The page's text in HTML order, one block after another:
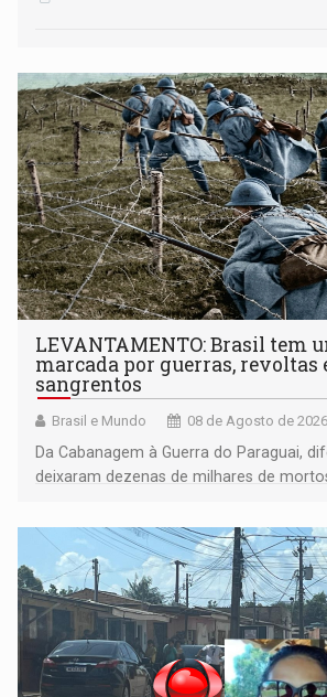
LEVANTAMENTO: Brasil tem
marcada por guerras, revoltas
sangrentos
Brasil e Mundo 08 de Agosto de
Da Cabanagem à Guerra do Paraguai,
deixaram dezenas de milhares de
territoriais e sociais